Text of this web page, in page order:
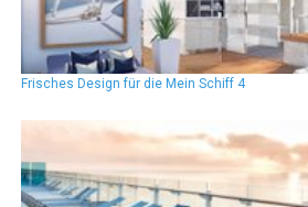
Frisches Design für die Mein Schiff 4